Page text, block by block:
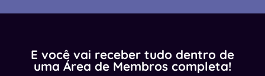
E você vai receber tudo dentro de
uma Área de Membros completa!